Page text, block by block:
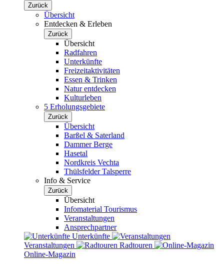
Zurück
Übersicht
Entdecken & Erleben
Zurück
Übersicht
Radfahren
Unterkünfte
Freizeitaktivitäten
Essen & Trinken
Natur entdecken
Kulturleben
5 Erholungsgebiete
Zurück
Übersicht
Barßel & Saterland
Dammer Berge
Hasetal
Nordkreis Vechta
Thülsfelder Talsperre
Info & Service
Zurück
Übersicht
Infomaterial Tourismus
Veranstaltungen
Ansprechpartner
Unterkünfte
Veranstaltungen
Radtouren
Online-Magazin